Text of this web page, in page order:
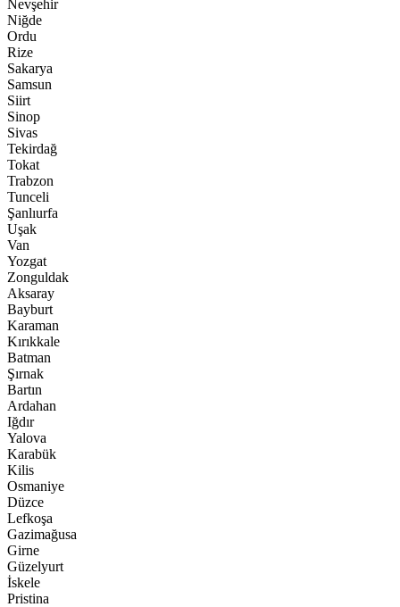
Nevşehir
Niğde
Ordu
Rize
Sakarya
Samsun
Siirt
Sinop
Sivas
Tekirdağ
Tokat
Trabzon
Tunceli
Şanlıurfa
Uşak
Van
Yozgat
Zonguldak
Aksaray
Bayburt
Karaman
Kırıkkale
Batman
Şırnak
Bartın
Ardahan
Iğdır
Yalova
Karabük
Kilis
Osmaniye
Düzce
Lefkoşa
Gazimağusa
Girne
Güzelyurt
İskele
Pristina